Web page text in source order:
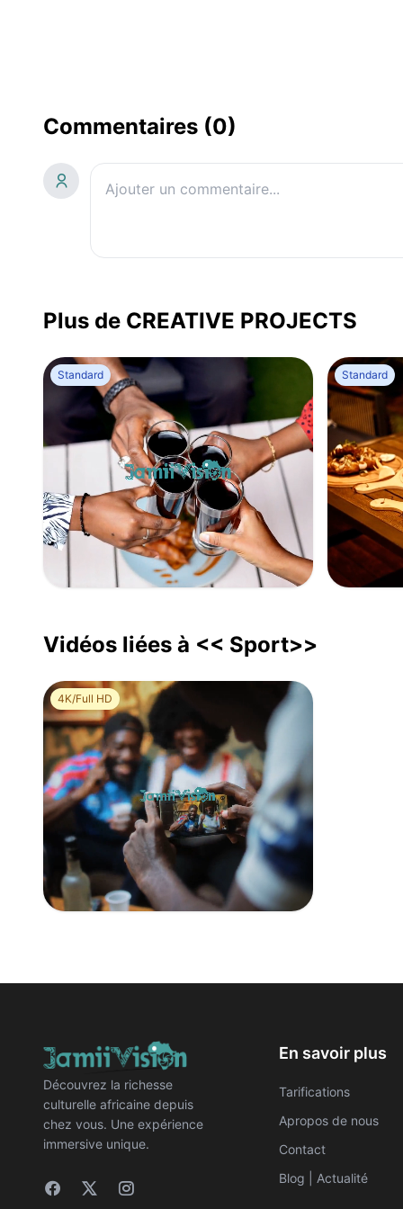
Commentaires (0)
Plus de CREATIVE PROJECTS
Standard
Un groupe d’amis qui portent un toast 0 0
Standard
Plateau
Vidéos liées à << Sport>>
4K/Full HD
Groupe d’amis qui célèbre en se prenant en photo 0
Découvrez la richesse
culturelle africaine depuis
chez vous. Une expérience
immersive unique.
En savoir plus
Tarifications
Apropos de nous
Contact
Blog | Actualité